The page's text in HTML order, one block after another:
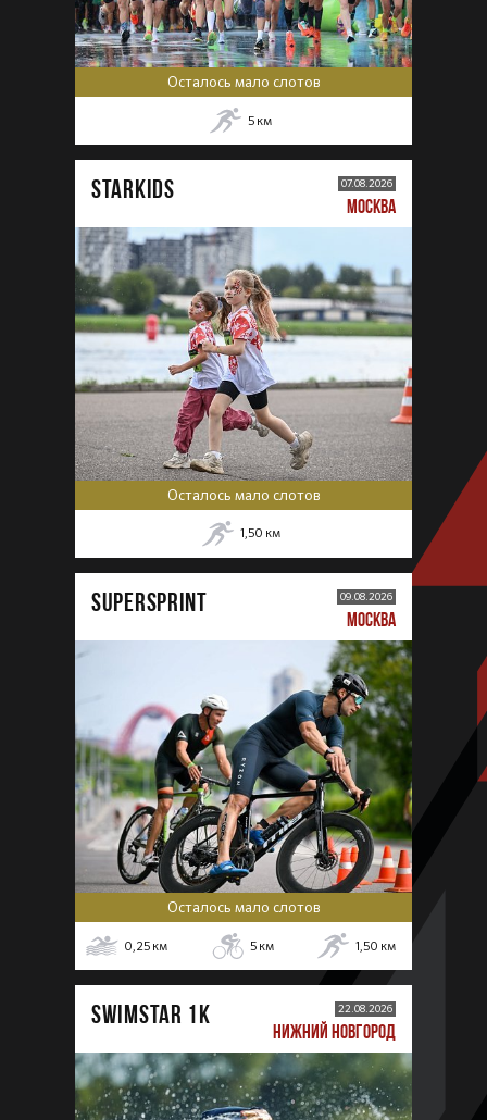
Осталось мало слотов
5 км
STARKIDS 07.08.2026
МОСКВА
Осталось мало слотов
1,50 км
SUPERSPRINT 09.08.2026
МОСКВА
Осталось мало слотов
0,25 км 5 км 1,50 км
SWIMSTAR 1K 22.08.2026
НИЖНИЙ НОВГОРОД